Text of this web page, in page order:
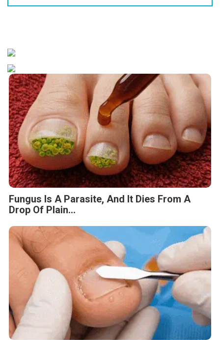
Fungus Is A Parasite, And It Dies From A
Drop Of Plain...